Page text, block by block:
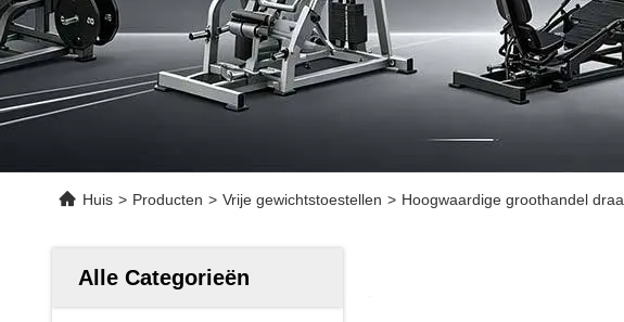
Huis > Producten > Vrije gewichtstoestellen > Hoogwaardige groothandel
Alle Categorieën